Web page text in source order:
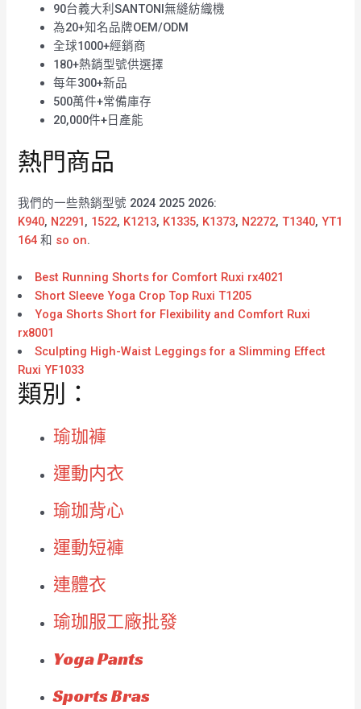
90台義大利SANTONI無縫紡織機
為20+知名品牌OEM/ODM
全球1000+經銷商
180+熱銷型號供選擇
每年300+新品
500萬件+常備庫存
20,000件+日產能
熱門商品
我們的一些熱銷型號 2024 2025 2026:
K940, N2291, 1522, K1213, K1335, K1373, N2272,T1340,YT1
164 和 so on.
Best Running Shorts for Comfort Ruxi rx4021
Short Sleeve Yoga Crop Top Ruxi T1205
Yoga Shorts Short for Flexibility and Comfort Ruxi
rx8001
Sculpting High-Waist Leggings for a Slimming Effect
Ruxi YF1033
類別：
瑜珈褲
運動内衣
瑜珈背心
運動短褲
連體衣
瑜珈服工廠批發
Yoga Pants
Sports Bras